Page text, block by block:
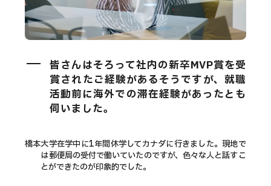
皆さんはそろって社内の新卒MVP賞を受
賞されたご経験があるそうですが、就職
活動前に海外での滞在経験があったとも
伺いました。
橋本大学在学中に1年間休学してカナダに行きました。現地で
は郵便局の受付で働いていたのですが、色々な人と話すこ
とができたのが印象的でした。